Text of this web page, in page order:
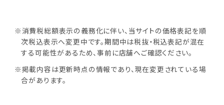
※消費税総額表示の義務化に伴い、当サイトの価格表記を順
次税込表示へ変更中です。期間中は税抜・税込表記が混在
する可能性があるため、事前に店舗へご確認ください。
※掲載内容は更新時点の情報であり、現在変更されている場
合があります。